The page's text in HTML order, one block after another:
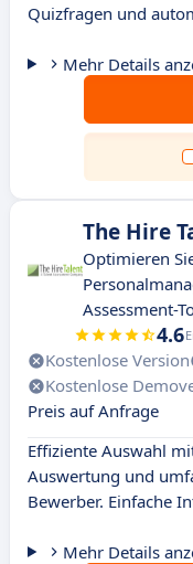
Quizfragen und
Mehr Details
The Hire
Optimieren
Assessment-
4.6
Kostenlose Version
Kostenlose
Preis auf Anfrage
Effiziente Auswahl
Auswertung und
Bewerber. Einfache
Mehr Details